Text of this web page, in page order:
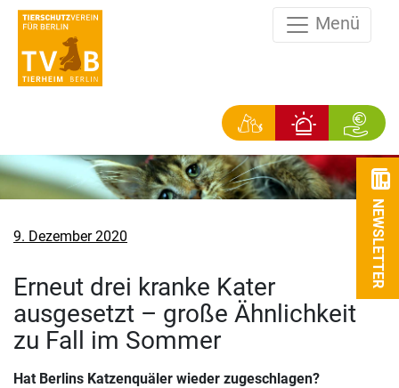
Menü
NEWSLETTER
Veröffentlicht
9. Dezember 2020
Erneut drei kranke Kater
ausgesetzt – große Ähnlichkeit
zu Fall im Sommer
Hat Berlins Katzenquäler wieder zugeschlagen?